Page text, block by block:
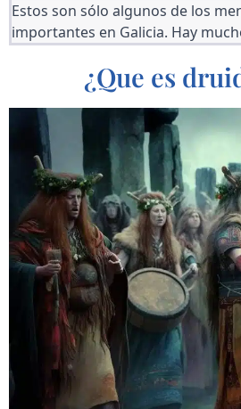
Estos son sólo algunos de los
importantes en Galicia. Hay
¿Que es